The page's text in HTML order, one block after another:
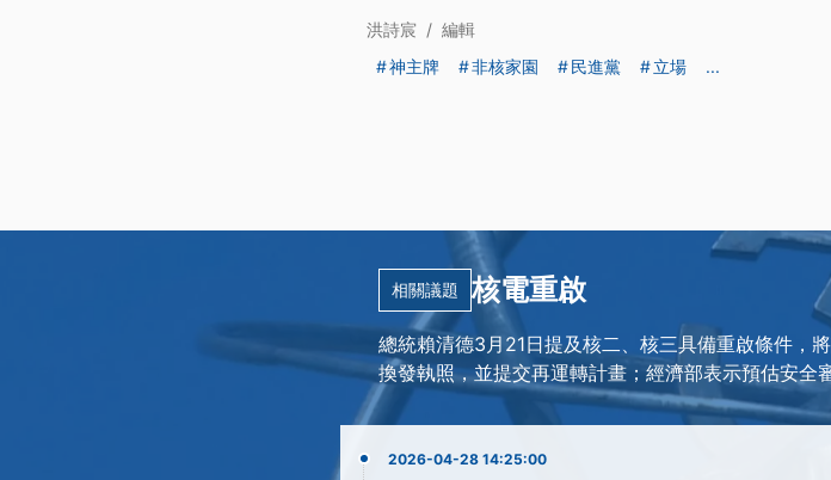
洪詩宸 / 編輯
神主牌
非核家園 民進黨 立場 ...
相關議題 核電重啟
總統賴清德3月21日提及核二、核三具備重啟條件，
換發執照，並提交再運轉計畫；經濟部表示預估安全
2026-04-28 14:25:00